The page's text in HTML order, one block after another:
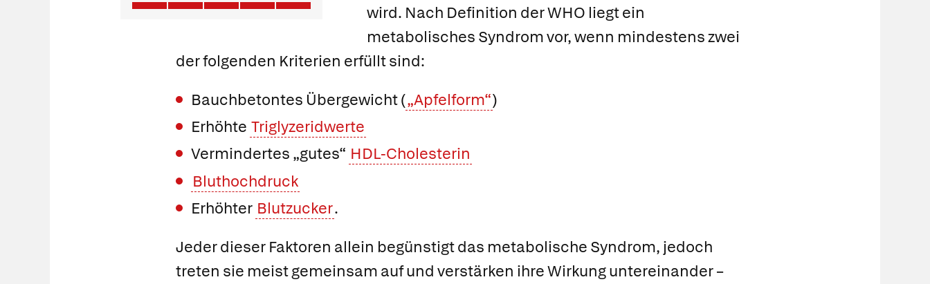
wird. Nach Definition der WHO liegt ein
metabolisches Syndrom vor, wenn mindestens zwei
der folgenden Kriterien erfüllt sind:
Bauchbetontes Übergewicht („Apfelform“)
Erhöhte Triglyzeridwerte
Vermindertes „gutes“ HDL-Cholesterin
Bluthochdruck
Erhöhter Blutzucker.
Jeder dieser Faktoren allein begünstigt das metabolische Syndrom, jedoch
treten sie meist gemeinsam auf und verstärken ihre Wirkung untereinander –